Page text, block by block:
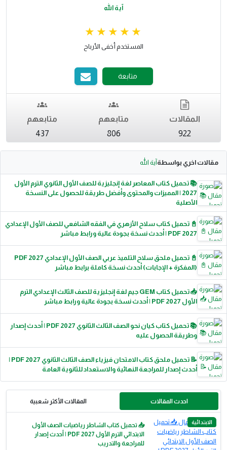
آية الله
المستخدم أخفى الأرباح
متابعة
المقالات
922
متابعهم
806
متابعهم
437
مقالات اخري بواسطةآية الله
📚 تحميل كتاب المعاصر لغة إنجليزية للصف الأول الثانوي الترم الأول
2027 | المميزات والمحتوى وأفضل طريقة للحصول على النسخة
الأصلية
📓 تحميل كتاب سلاح الأزهري في الفقه الشافعي للصف الأول الإعدادي
2027 PDF | أحدث نسخة بجودة عالية ورابط مباشر
📓 تحميل ملحق سلاح التلميذ عربي الصف الأول الإعدادي 2027 PDF
(المفكرة + الإجابات) أحدث نسخة كاملة برابط مباشر
📥 تحميل كتاب GEM جيم لغة إنجليزية للصف الثالث الإعدادي الترم
الأول 2027 PDF | أحدث نسخة بجودة عالية ورابط مباشر
📚 تحميل كتاب كيان نحو الصف الثالث الثانوي 2027 PDF | أحدث إصدار
وطريقة الحصول عليه
📝 تحميل ملحق كتاب الامتحان فيزياء الصف الثالث الثانوي 2027 PDF |
أحدث إصدار للمراجعة النهائية والاستعداد للثانوية العامة
احدث المقالات المقالات الأكثر شعبية
الابتدائية
📥 تحميل كتاب الشاطر رياضيات الصف الأول
الابتدائي الترم الأول 2027 PDF | أحدث إصدار
للمراجعة والتدريب